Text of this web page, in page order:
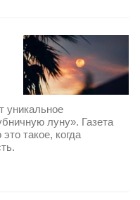
уникальное
луну». Газета
такое, когда